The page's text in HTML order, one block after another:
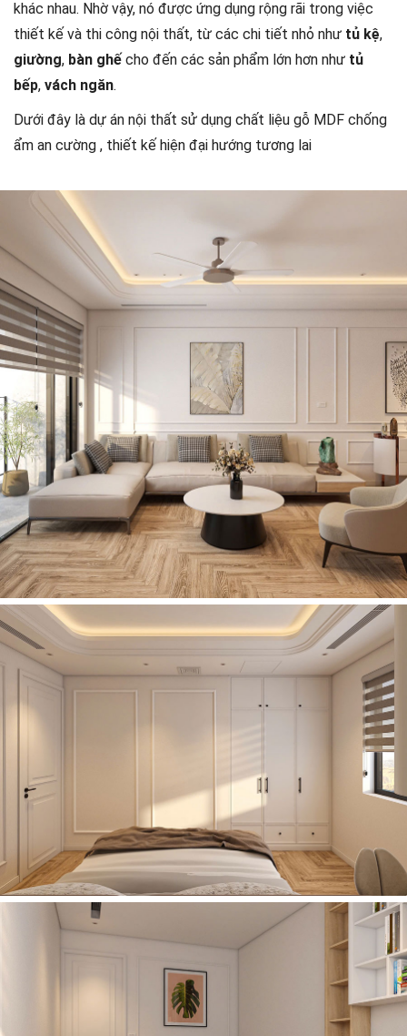
khác nhau. Nhờ vậy, nó được ứng dụng rộng rãi trong việc
thiết kế và thi công nội thất, từ các chi tiết nhỏ như tủ kệ,
giường, bàn ghế cho đến các sản phẩm lớn hơn như tủ
bếp, vách ngăn.
Dưới đây là dự án nội thất sử dụng chất liệu gỗ MDF chống
ẩm an cường , thiết kế hiện đại hướng tương lai